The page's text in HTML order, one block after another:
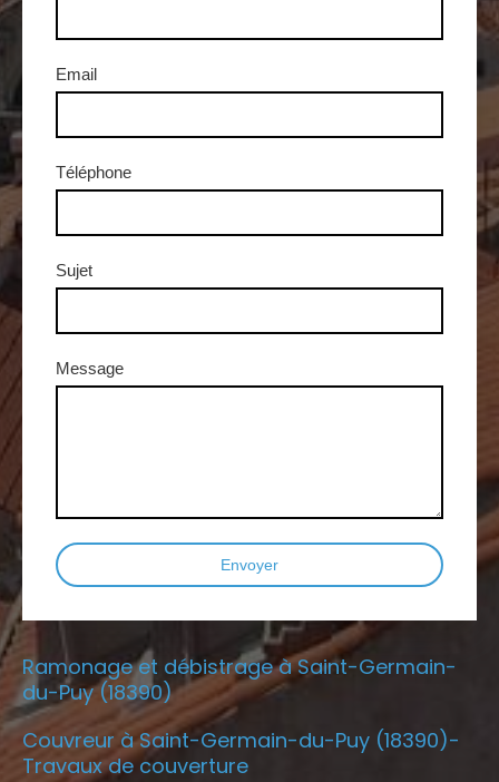
Email
Téléphone
Sujet
Message
Envoyer
Ramonage et débistrage à Saint-Germain-
du-Puy (18390)
Couvreur à Saint-Germain-du-Puy (18390)-
Travaux de couverture